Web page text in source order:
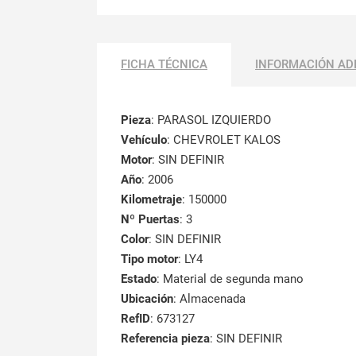
FICHA TÉCNICA INFORMACIÓN
Pieza: PARASOL IZQUIERDO
Vehículo: CHEVROLET KALOS
Motor: SIN DEFINIR
Año: 2006
Kilometraje: 150000
Nº Puertas: 3
Color: SIN DEFINIR
Tipo motor: LY4
Estado: Material de segunda mano
Ubicación: Almacenada
RefID: 673127
Referencia pieza: SIN DEFINIR